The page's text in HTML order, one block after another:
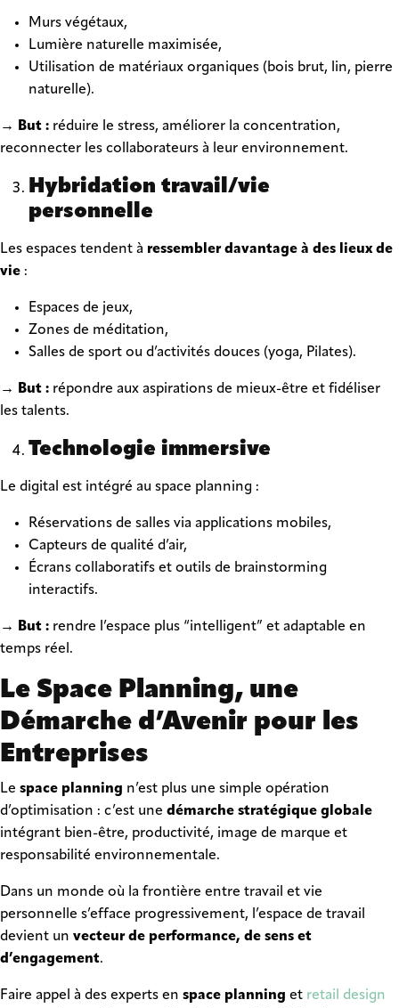
Murs végétaux,
Lumière naturelle maximisée,
Utilisation de matériaux organiques (bois brut, lin, pierre
naturelle).
→ But : réduire le stress, améliorer la concentration,
reconnecter les collaborateurs à leur environnement.
Hybridation travail/vie
personnelle
Les espaces tendent à ressembler davantage à des lieux de
vie :
Espaces de jeux,
Zones de méditation,
Salles de sport ou d’activités douces (yoga, Pilates).
→ But : répondre aux aspirations de mieux-être et fidéliser
les talents.
Technologie immersive
Le digital est intégré au space planning :
Réservations de salles via applications mobiles,
Capteurs de qualité d’air,
Écrans collaboratifs et outils de brainstorming
interactifs.
→ But : rendre l’espace plus “intelligent” et adaptable en
temps réel.
Le Space Planning, une
Démarche d’Avenir pour les
Entreprises
Le space planning n’est plus une simple opération
d’optimisation : c’est une démarche stratégique globale
intégrant bien-être, productivité, image de marque et
responsabilité environnementale.
Dans un monde où la frontière entre travail et vie
personnelle s’efface progressivement, l’espace de travail
devient un vecteur de performance, de sens et
d’engagement.
Faire appel à des experts en space planning et retail design